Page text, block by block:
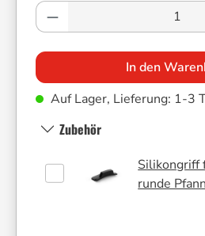
Produkt Anzahl: Gib
In den
Auf Lager, Lieferung: 1-3
Zubehör
Silikongriff
runde